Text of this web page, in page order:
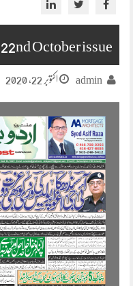
22nd October issue
admin اکتوبر 22, 2020